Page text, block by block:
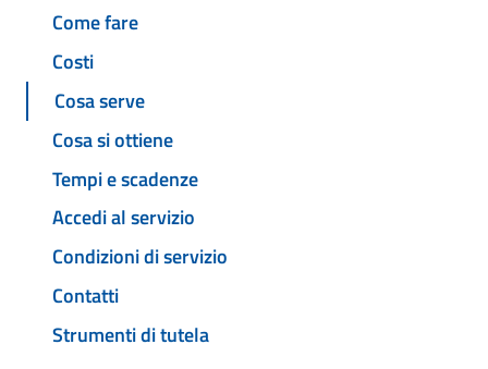
Come fare
Costi
Cosa serve
Cosa si ottiene
Tempi e scadenze
Accedi al servizio
Condizioni di servizio
Contatti
Strumenti di tutela